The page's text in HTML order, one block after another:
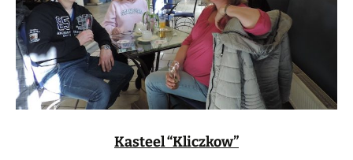
Kasteel “Kliczkow”